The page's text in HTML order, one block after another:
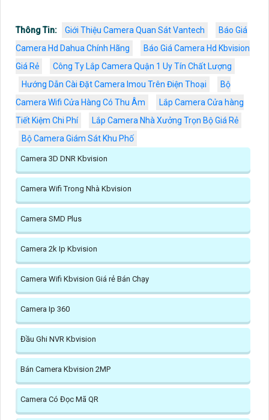
Thông Tin: Giới Thiệu Camera Quan Sát Vantech
Báo Giá
Camera Hd Dahua Chính Hãng
Báo Giá Camera Hd Kbvision
Giá Rẻ
Công Ty Lắp Camera Quận 1 Uy Tín Chất Lượng
Hướng Dẫn Cài Đặt Camera Imou Trên Điện Thoại
Bộ
Camera Wifi Cửa Hàng Có Thu Âm
Lắp Camera Cửa hàng
Tiết Kiệm Chi Phí
Lắp Camera Nhà Xưởng Trọn Bộ Giá Rẻ
Bộ Camera Giám Sát Khu Phố
Camera 3D DNR Kbvision
Camera Wifi Trong Nhà Kbvision
Camera SMD Plus
Camera 2k Ip Kbvision
Camera Wifi Kbvision Giá rẻ Bán Chạy
Camera Ip 360
Đầu Ghi NVR Kbvision
Bán Camera Kbvision 2MP
Camera Có Đọc Mã QR